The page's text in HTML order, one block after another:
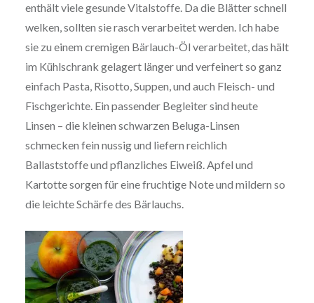
enthält viele gesunde Vitalstoffe. Da die Blätter schnell
welken, sollten sie rasch verarbeitet werden. Ich habe
sie zu einem cremigen Bärlauch-Öl verarbeitet, das hält
im Kühlschrank gelagert länger und verfeinert so ganz
einfach Pasta, Risotto, Suppen, und auch Fleisch- und
Fischgerichte. Ein passender Begleiter sind heute
Linsen – die kleinen schwarzen Beluga-Linsen
schmecken fein nussig und liefern reichlich
Ballaststoffe und pflanzliches Eiweiß. Apfel und
Kartotte sorgen für eine fruchtige Note und mildern so
die leichte Schärfe des Bärlauchs.